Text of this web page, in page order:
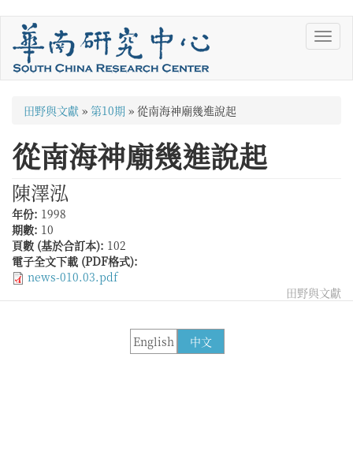
您
在
這
裡
田野與文獻 » 第10期 » 從南海神廟幾進說起
從南海神廟幾進說起
陳澤泓
年份: 1998
期數: 10
頁數 (基於合訂本): 102
電子全文下載 (PDF格式):
news-010.03.pdf
田野與文獻
中文
English